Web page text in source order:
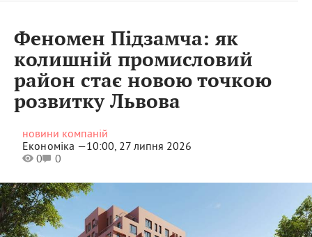
Феномен Підзамча: як
колишній промисловий
район стає новою точкою
розвитку Львова
новини компаній
Економіка —10:00, 27 липня 2026
0
0